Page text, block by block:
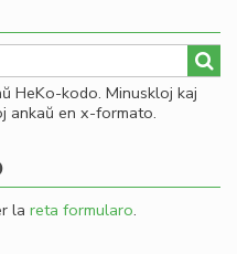
HeKo-kodo. Minuskloj kaj
ankaŭ en x-formato.
la reta formularo.